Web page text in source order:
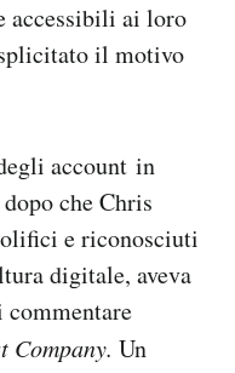
accessibili ai loro
il motivo
account in
che Chris
e riconosciuti
digitale, aveva
Company. Un